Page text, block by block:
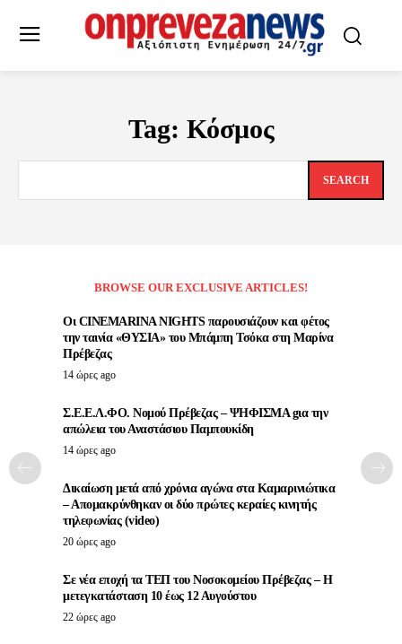
Tag: Κόσμος
SEARCH
BROWSE OUR EXCLUSIVE ARTICLES!
Οι CINEMARINA NIGHTS παρουσιάζουν και φέτος
την ταινία «ΘΥΣΙΑ» του Μπάμπη Τσόκα στη Μαρίνα
Πρέβεζας
14 ώρες ago
Σ.Ε.Ε.Λ.ΦΟ. Νομού Πρέβεζας – ΨΗΦΙΣΜΑ gια την
απώλεια του Αναστάσιου Παμπουκίδη
14 ώρες ago
Δικαίωση μετά από χρόνια αγώνα στα Καμαρινιώτικα
– Απομακρύνθηκαν οι δύο πρώτες κεραίες κινητής
τηλεφωνίας (video)
20 ώρες ago
Σε νέα εποχή τα ΤΕΠ του Νοσοκομείου Πρέβεζας – Η
μετεγκατάσταση 10 έως 12 Αυγούστου
22 ώρες ago